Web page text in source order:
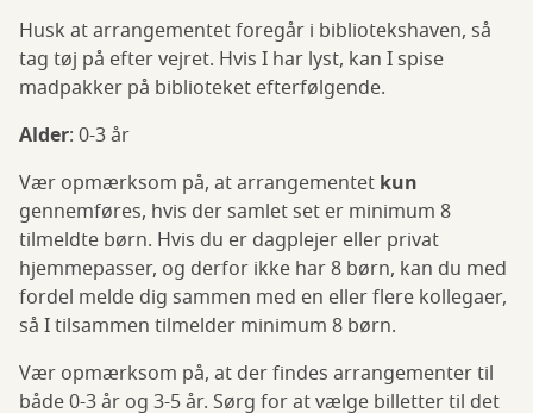
Husk at arrangementet foregår i bibliotekshaven, så
tag tøj på efter vejret. Hvis I har lyst, kan I spise
madpakker på biblioteket efterfølgende.
Alder: 0-3 år
Vær opmærksom på, at arrangementet kun
gennemføres, hvis der samlet set er minimum 8
tilmeldte børn. Hvis du er dagplejer eller privat
hjemmepasser, og derfor ikke har 8 børn, kan du med
fordel melde dig sammen med en eller flere kollegaer,
så I tilsammen tilmelder minimum 8 børn.
Vær opmærksom på, at der findes arrangementer til
både 0-3 år og 3-5 år. Sørg for at vælge billetter til det